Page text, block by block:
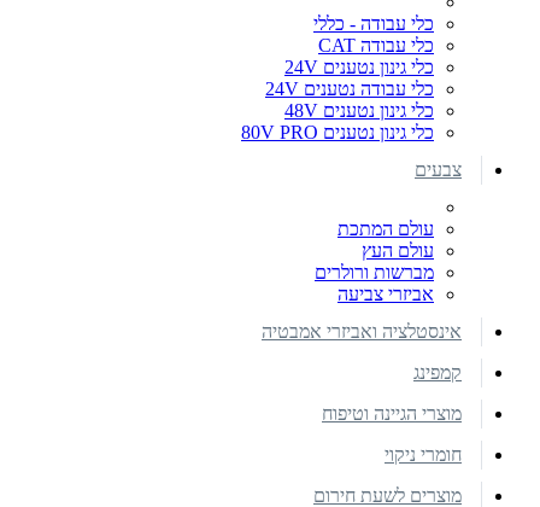
כלי עבודה - כללי
כלי עבודה CAT
כלי גינון נטענים 24V
כלי עבודה נטענים 24V
כלי גינון נטענים 48V
כלי גינון נטענים 80V PRO
צבעים
עולם המתכת
עולם העץ
מברשות ורולרים
אביזרי צביעה
אינסטלציה ואביזרי אמבטיה
קמפינג
מוצרי הגיינה וטיפוח
חומרי ניקוי
מוצרים לשעת חירום